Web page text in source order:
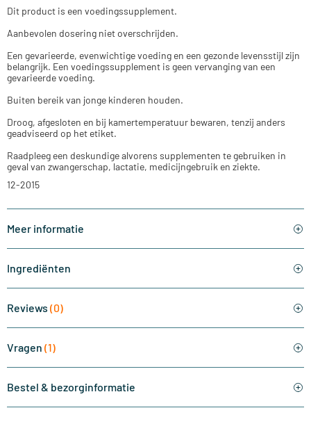
Dit product is een voedingssupplement.
Aanbevolen dosering niet overschrijden.
Een gevarieerde, evenwichtige voeding en een gezonde levensstijl zijn
belangrijk. Een voedingssupplement is geen vervanging van een
gevarieerde voeding.
Buiten bereik van jonge kinderen houden.
Droog, afgesloten en bij kamertemperatuur bewaren, tenzij anders
geadviseerd op het etiket.
Raadpleeg een deskundige alvorens supplementen te gebruiken in
geval van zwangerschap, lactatie, medicijngebruik en ziekte.
12-2015
Meer informatie
Ingrediënten
Reviews (0)
Vragen (1)
Bestel & bezorginformatie